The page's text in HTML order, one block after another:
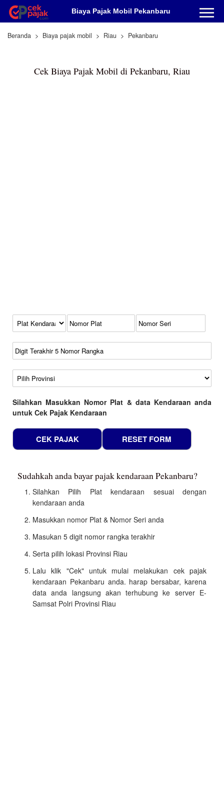
Biaya Pajak Mobil Pekanbaru
Beranda Biaya pajak mobil Riau Pekanbaru
Cek Biaya Pajak Mobil di Pekanbaru, Riau
Kode Plat Kendaraan
No Plat
No Seri
No Rangka
Wilayah
Silahkan Masukkan Nomor Plat & data Kendaraan anda
untuk Cek Pajak Kendaraan
Sudahkah anda bayar pajak kendaraan Pekanbaru?
Silahkan Pilih Plat kendaraan sesuai dengan
kendaraan anda
Masukkan nomor Plat & Nomor Seri anda
Masukan 5 digit nomor rangka terakhir
Serta pilih lokasi Provinsi Riau
Lalu klik "Cek" untuk mulai melakukan cek pajak
kendaraan Pekanbaru anda. harap bersabar, karena
data anda langsung akan terhubung ke server E-
Samsat Polri Provinsi Riau